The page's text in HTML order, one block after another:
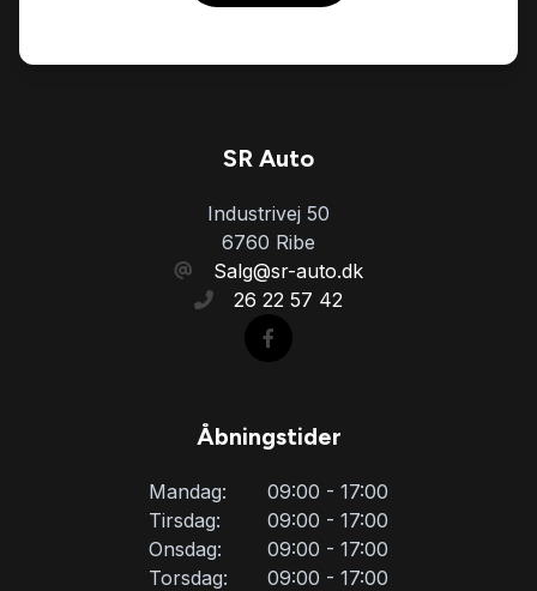
SR Auto
Industrivej 50
6760 Ribe
Salg@sr-auto.dk
26 22 57 42
Åbningstider
Mandag:
09:00 - 17:00
Tirsdag:
09:00 - 17:00
Onsdag:
09:00 - 17:00
Torsdag:
09:00 - 17:00